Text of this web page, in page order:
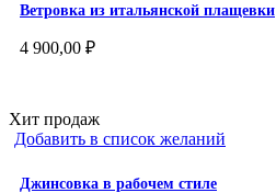
Ветровка из итальянской плащевки
4 900,00 ₽
Хит продаж
Добавить в список желаний
Джинсовка в рабочем стиле